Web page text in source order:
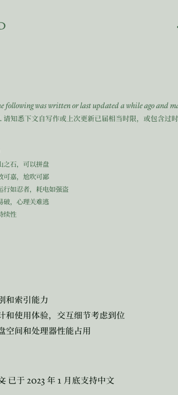
following was written or last updated a while ago and
请知悉下文自写作或上次更新已届相当时限，或包含过
之石，可以拼盘
可嘉，尬吹可鄙
行如忍者，耗电如强盗
破，心理关难逃
续性
和索引能力
和使用体验，交互细节考虑到位
空间和处理器性能占用
已于 2023 年 1 月底支持中文